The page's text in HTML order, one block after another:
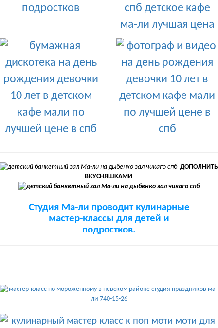
ДОПОЛНИТЬ
ВКУСНЯШКАМИ
Студия Ма-ли проводит кулинарные
мастер-классы для детей и
подростков.